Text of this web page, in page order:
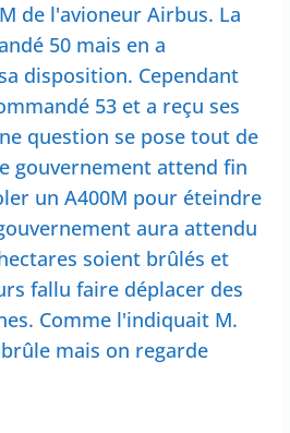
de l'avioneur Airbus. La
50 mais en a
disposition. Cependant
53 et a reçu ses
question se pose tout de
gouvernement attend fin
un A400M pour éteindre
aura attendu
soient brûlés et
fallu faire déplacer des
Comme l'indiquait M.
mais on regarde